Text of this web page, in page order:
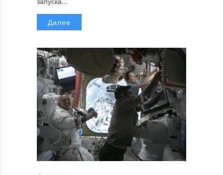
Далее